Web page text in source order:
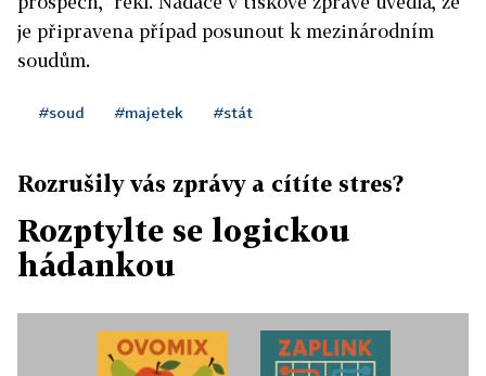
je připravena případ posunout k mezinárodním
soudům.
#soud #majetek #stát
Rozrušily vás zprávy a cítíte stres?
Rozptylte se logickou
hádankou